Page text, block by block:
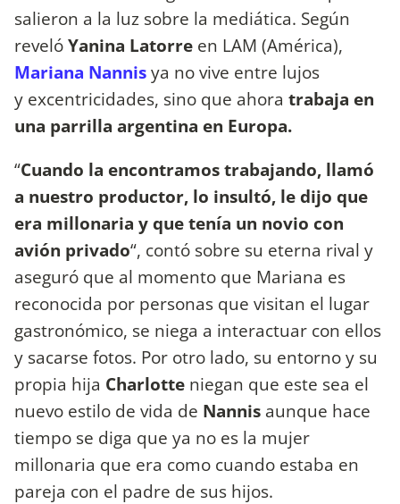
salieron a la luz sobre la mediática. Según
revelóYanina Latorre en LAM (América),
Mariana Nannisya no vive entre lujos
y excentricidades, sino que ahora trabaja en
una parrilla argentina en Europa.
“Cuando la encontramos trabajando, llamó
a nuestro productor, lo insultó, le dijo que
era millonaria y que tenía un novio con
avión privado“, contó sobre su eterna rival y
aseguró que al momento que Mariana es
reconocida por personas que visitan el lugar
gastronómico, se niega a interactuar con ellos
y sacarse fotos. Por otro lado, su entorno y su
propia hija Charlotte niegan que este sea el
nuevo estilo de vida de Nannis aunque hace
tiempo se diga que ya no es la mujer
millonaria que era como cuando estaba en
pareja con el padre de sus hijos.